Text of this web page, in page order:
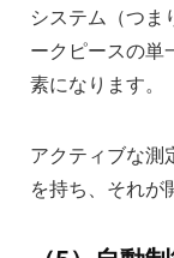
システム（つま
ークピースの単
素になります。
アクティブな測
を持ち、それが